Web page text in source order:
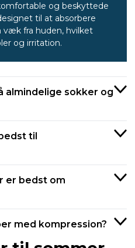
og beskyttede
til at absorbere
væk fra huden, hvilket
og irritation.
almindelige sokker og
til
er bedst om
med kompression?